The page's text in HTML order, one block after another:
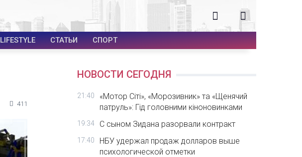
LIFESTYLE СТАТЬИ СПОРТ
411
НОВОСТИ СЕГОДНЯ
21:40
«Мотор Сіті», «Морозивник» та «Щенячий
патруль»: Гід головними кіноновинками
19:34 С сыном Зидана разорвали контракт
17:40
НБУ удержал продаж долларов выше
психологической отметки